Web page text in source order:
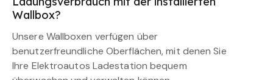
Wallbox?
Unsere Wallboxen verfügen über
benutzerfreundliche Oberflächen, mit denen Sie
Ihre Elektroautos Ladestation bequem